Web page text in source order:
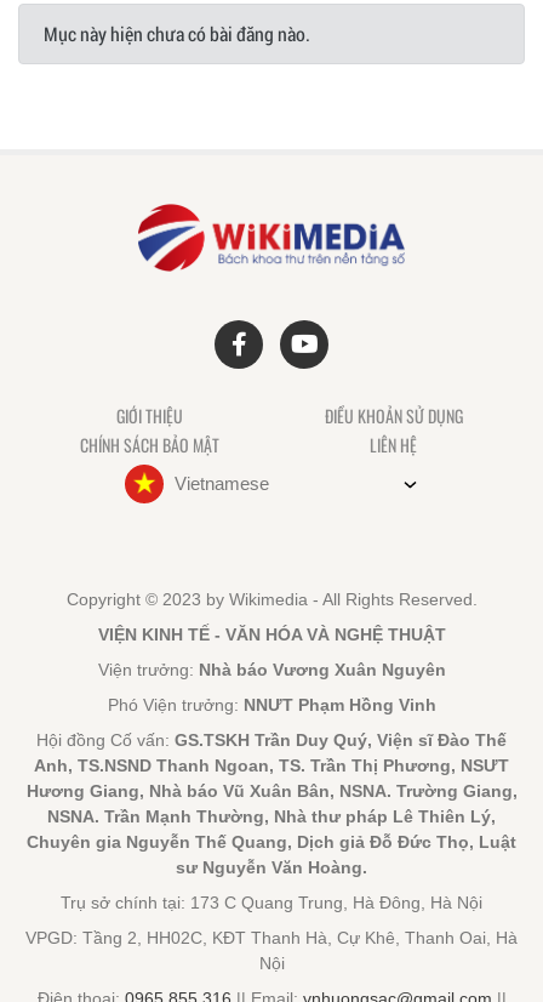
Mục này hiện chưa có bài đăng nào.
GIỚI THIỆU
ĐIỀU KHOẢN SỬ DỤNG
CHÍNH SÁCH BẢO MẬT
LIÊN HỆ
Vietnamese
Copyright © 2023 by Wikimedia - All Rights Reserved.
VIỆN KINH TẾ - VĂN HÓA VÀ NGHỆ THUẬT
Viện trưởng: Nhà báo Vương Xuân Nguyên
Phó Viện trưởng: NNƯT Phạm Hồng Vinh
Hội đồng Cố vấn: GS.TSKH Trần Duy Quý, Viện sĩ Đào Thế
Anh, TS.NSND Thanh Ngoan, TS. Trần Thị Phương, NSƯT
Hương Giang, Nhà báo Vũ Xuân Bân, NSNA. Trường Giang,
NSNA. Trần Mạnh Thường, Nhà thư pháp Lê Thiên Lý,
Chuyên gia Nguyễn Thế Quang, Dịch giả Đỗ Đức Thọ, Luật
sư Nguyễn Văn Hoàng.
Trụ sở chính tại: 173 C Quang Trung, Hà Đông, Hà Nội
VPGD: Tầng 2, HH02C, KĐT Thanh Hà, Cự Khê, Thanh Oai, Hà
Nội
Điện thoại: 0965.855.316 || Email: vnhuongsac@gmail.com ||